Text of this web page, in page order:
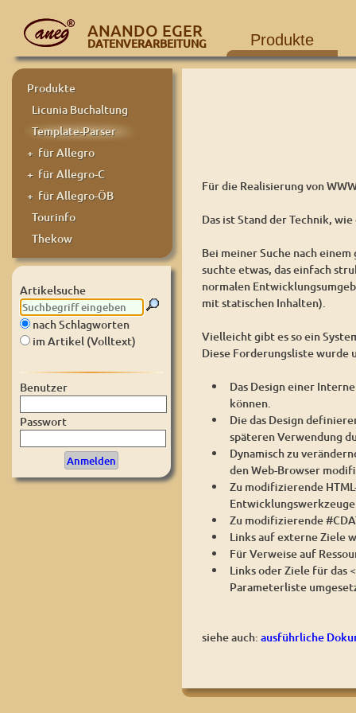
ANANDO EGER
DATENVERARBEITUNG Produkte
Produkte
Licunia Buchaltung
Template-Parser
+ für Allegro
+ für Allegro-C
+ für Allegro-ÖB
Tourinfo
Thekow
Artikelsuche
nach Schlagworten
im Artikel (Volltext)
Benutzer
Passwort
Für die Realisierung von
Das ist Stand der Technik,
Bei meiner Suche nach
suchte etwas, das einfach
normalen
mit statischen Inhalten).
Vielleicht gibt es so ein
Diese Forderungsliste wurde
Das Design einer
können.
Die das Design
späteren Verwendung
Dynamisch zu
den Web-Browser
Zu modifizierende
Zu modifizierende
Links auf externe Ziele
Für Verweise auf
Links oder Ziele für das <
Parameterliste
siehe auch: ausführliche